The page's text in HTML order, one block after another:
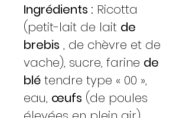
Ingrédients : Ricotta
(petit-lait de lait de
brebis , de chèvre et de
vache), sucre, farine de
blé tendre type « 00 »,
eau, œufs (de poules